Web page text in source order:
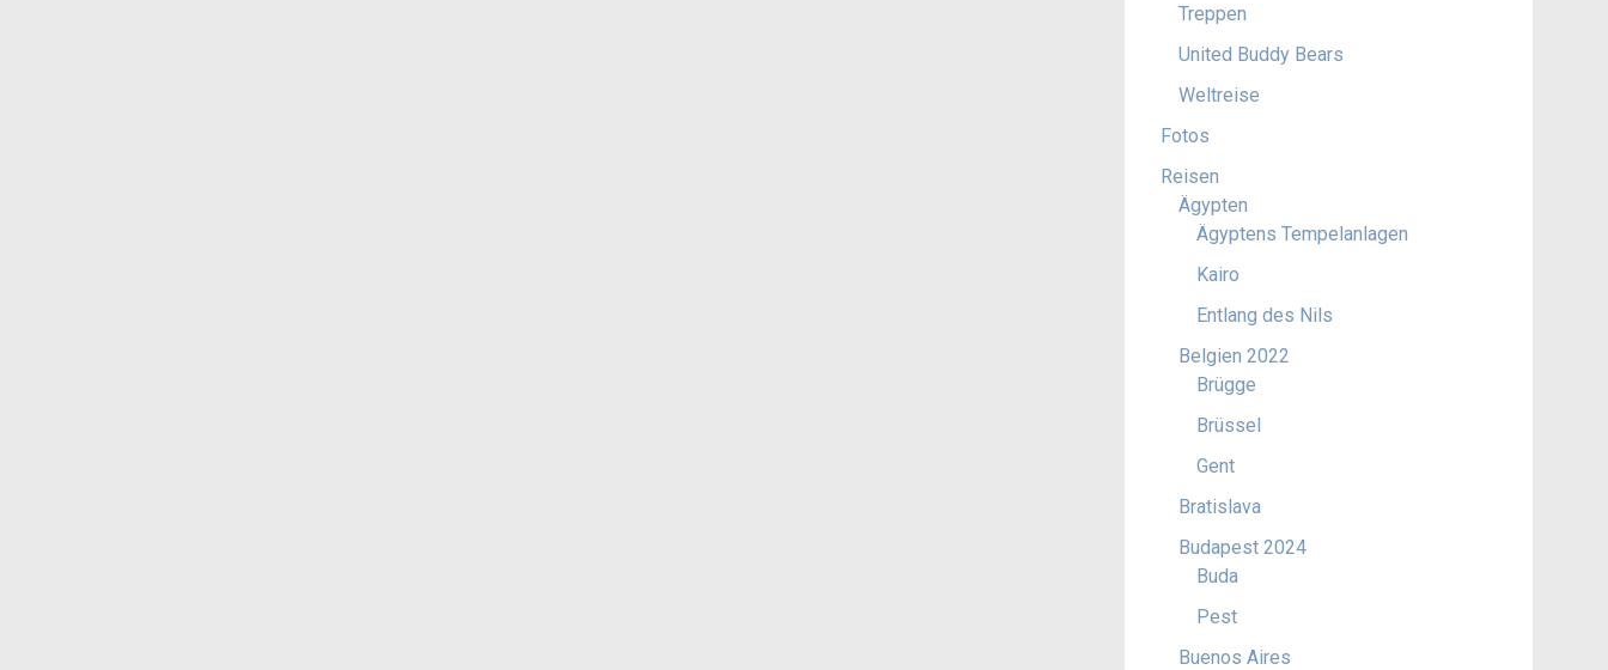
Treppen
United Buddy Bears
Weltreise
Fotos
Reisen
Ägypten
Ägyptens Tempelanlagen
Kairo
Entlang des Nils
Belgien 2022
Brügge
Brüssel
Gent
Bratislava
Budapest 2024
Buda
Pest
Buenos Aires